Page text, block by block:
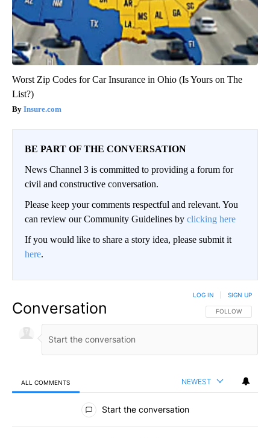
Worst Zip Codes for Car Insurance in Ohio (Is Yours on The
List?)
Insure.com
BE PART OF THE CONVERSATION
News Channel 3 is committed to providing a forum for
civil and constructive conversation.
Please keep your comments respectful and relevant. You
can review our Community Guidelines by clicking here
If you would like to share a story idea, please submit it
here.
Conversation FOLLOW THIS
FOLLOW
LOG IN SIGN UP
ALL COMMENTS NEWEST
All Comments
Start the conversation